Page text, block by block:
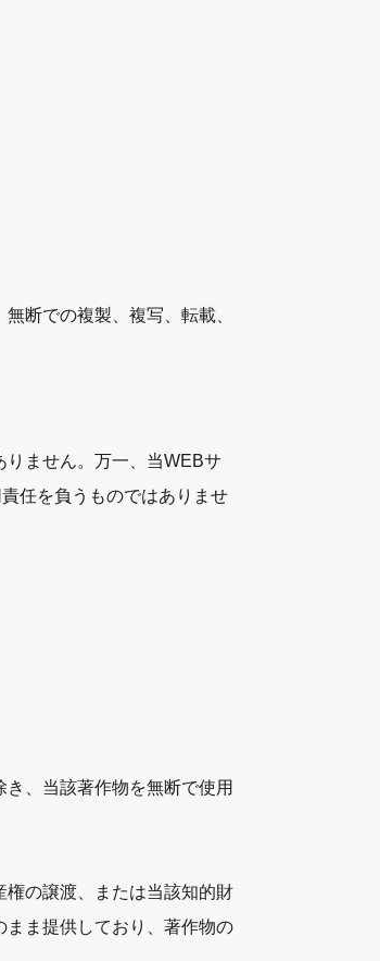
断での複製、複写、転載、
ません。万一、当WEBサ
任を負うものではありませ
、当該著作物を無断で使用
の譲渡、または当該知的財
ま提供しており、著作物の